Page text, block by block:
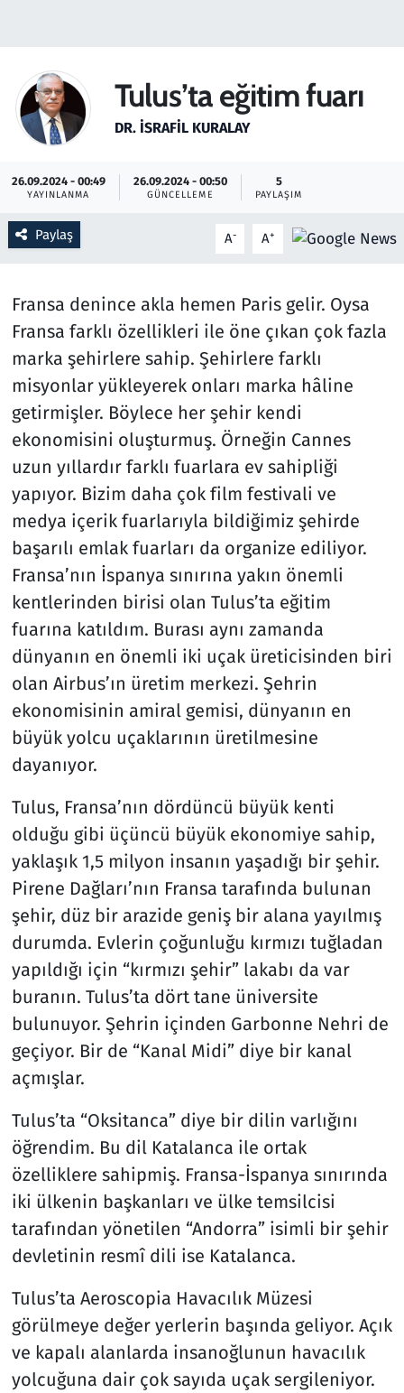
Tulus’ta eğitim fuarı
DR. İSRAFIL KURALAY
26.09.2024 - 00:49
YAYINLANMA
26.09.2024 - 00:50
GÜNCELLEME
5
PAYLAŞIM
Paylaş A- A+
Fransa denince akla hemen Paris gelir. Oysa
Fransa farklı özellikleri ile öne çıkan çok fazla
marka şehirlere sahip. Şehirlere farklı
misyonlar yükleyerek onları marka hâline
getirmişler. Böylece her şehir kendi
ekonomisini oluşturmuş. Örneğin Cannes
uzun yıllardır farklı fuarlara ev sahipliği
yapıyor. Bizim daha çok film festivali ve
medya içerik fuarlarıyla bildiğimiz şehirde
başarılı emlak fuarları da organize ediliyor.
Fransa’nın İspanya sınırına yakın önemli
kentlerinden birisi olan Tulus’ta eğitim
fuarına katıldım. Burası aynı zamanda
dünyanın en önemli iki uçak üreticisinden biri
olan Airbus’ın üretim merkezi. Şehrin
ekonomisinin amiral gemisi, dünyanın en
büyük yolcu uçaklarının üretilmesine
dayanıyor.
Tulus, Fransa’nın dördüncü büyük kenti
olduğu gibi üçüncü büyük ekonomiye sahip,
yaklaşık 1,5 milyon insanın yaşadığı bir şehir.
Pirene Dağları’nın Fransa tarafında bulunan
şehir, düz bir arazide geniş bir alana yayılmış
durumda. Evlerin çoğunluğu kırmızı tuğladan
yapıldığı için “kırmızı şehir” lakabı da var
buranın. Tulus’ta dört tane üniversite
bulunuyor. Şehrin içinden Garbonne Nehri de
geçiyor. Bir de “Kanal Midi” diye bir kanal
açmışlar.
Tulus’ta “Oksitanca” diye bir dilin varlığını
öğrendim. Bu dil Katalanca ile ortak
özelliklere sahipmiş. Fransa-İspanya sınırında
iki ülkenin başkanları ve ülke temsilcisi
tarafından yönetilen “Andorra” isimli bir şehir
devletinin resmî dili ise Katalanca.
Tulus’ta Aeroscopia Havacılık Müzesi
görülmeye değer yerlerin başında geliyor. Açık
ve kapalı alanlarda insanoğlunun havacılık
yolcuğuna dair çok sayıda uçak sergileniyor.
Haber
Kültür Sanat
Kurumsal Haberler
Otomobil
Oyun
Ramazan
Resmi İlanlar
Rüya Tabirleri
Sağlık
Savunma Sanayi
Seçim 2023
Spor
Teknoloji ve Bilim
Televizyon